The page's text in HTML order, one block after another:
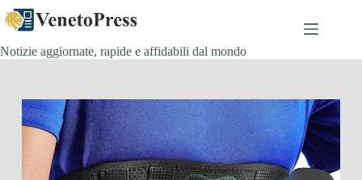
Salta
al
contenuto
Notizie aggiornate, rapide e affidabili dal mondo